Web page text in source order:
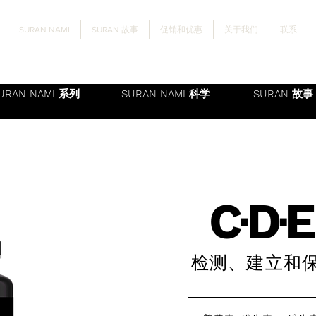
SURAN NAMI SURAN 故事 促销和优惠 关于我们 联系
NAMI 系列 SURAN NAMI 科学 SURAN 故事
检测、建立和
C∙D∙E